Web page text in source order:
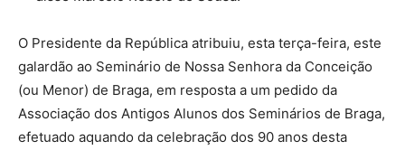
O Presidente da República atribuiu, esta terça-feira, este
galardão ao Seminário de Nossa Senhora da Conceição
(ou Menor) de Braga, em resposta a um pedido da
Associação dos Antigos Alunos dos Seminários de Braga,
efetuado aquando da celebração dos 90 anos desta